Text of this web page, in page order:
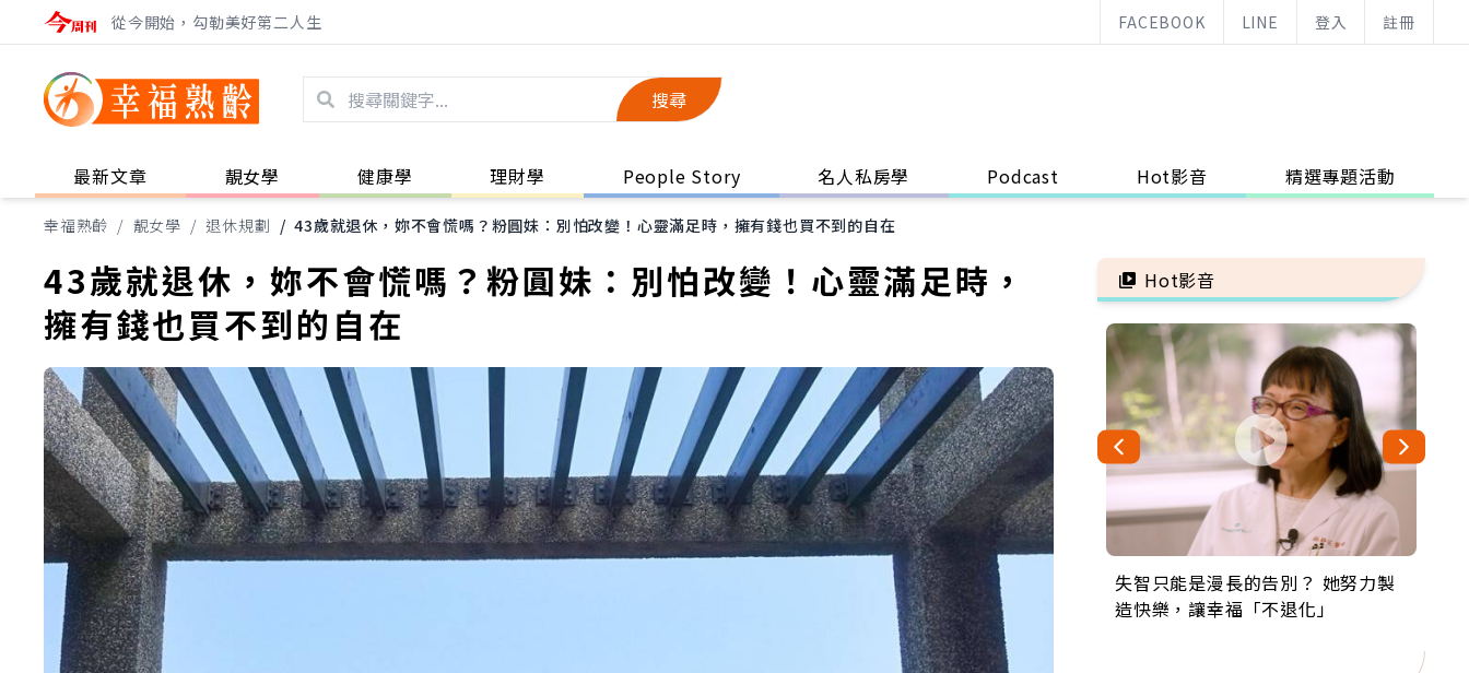
從今開始，勾勒美好第二人生 FACEBOOK LINE 登入 註冊
搜尋
最新文章 靚女學 健康學 理財學 People Story 名人私房學 Podcast Hot影音 精選專題活動
幸福熟齡 / 靚女學 / 退休規劃 / 43歲就退休，妳不會慌嗎？粉圓妹：別怕改變！心靈滿足時，擁有錢也買不到的自在
43歲就退休，妳不會慌嗎？粉圓妹：別怕改變！心靈滿足時，
擁有錢也買不到的自在
Hot影音
失智只能是漫長的告別？ 她努力製
造快樂，讓幸福「不退化」
來自剛果的巧克力神父 為台灣奉獻
36年 「台灣是我的家，我連作夢都
63歲卸矽谷副總、搬回台灣找快
樂！「蛋黃哥小丑」走進安養院，
104歲打破金氏世界紀錄 成為全球
最年長羽球選手，分享長壽的秘密
事業巔峰他選擇追夢…黑手阿伯拉
小提琴還登上小巨蛋！連CNN都大